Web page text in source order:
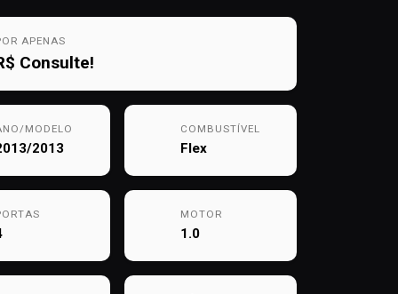
APENAS
Consulte!
MODELO
2013
COMBUSTÍVEL
Flex
MOTOR
1.0